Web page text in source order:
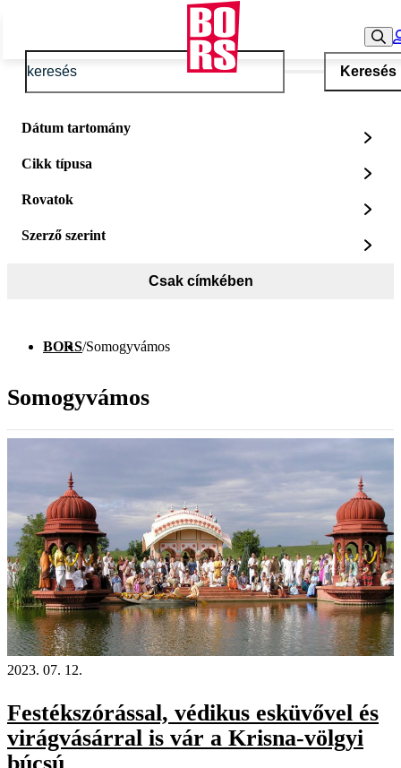
Keresés
Dátum tartomány
Cikk típusa
Rovatok
Szerző szerint
Csak címkében
BORS/Somogyvámos
Somogyvámos
2023. 07. 12.
Festékszórással, védikus esküvővel és
virágvásárral is vár a Krisna-völgyi